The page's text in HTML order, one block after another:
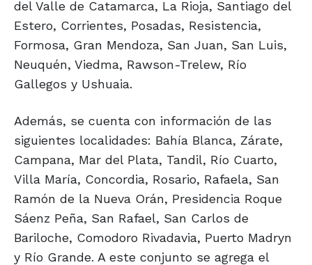
del Valle de Catamarca, La Rioja, Santiago del
Estero, Corrientes, Posadas, Resistencia,
Formosa, Gran Mendoza, San Juan, San Luis,
Neuquén, Viedma, Rawson-Trelew, Río
Gallegos y Ushuaia.
Además, se cuenta con información de las
siguientes localidades: Bahía Blanca, Zárate,
Campana, Mar del Plata, Tandil, Río Cuarto,
Villa María, Concordia, Rosario, Rafaela, San
Ramón de la Nueva Orán, Presidencia Roque
Sáenz Peña, San Rafael, San Carlos de
Bariloche, Comodoro Rivadavia, Puerto Madryn
y Río Grande. A este conjunto se agrega el